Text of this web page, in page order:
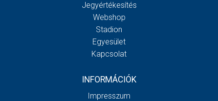
Jegyértékesítés
Webshop
Stadion
Egyesület
Kapcsolat
INFORMÁCIÓK
Impresszum